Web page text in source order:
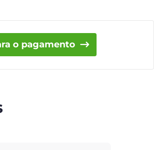
o pagamento